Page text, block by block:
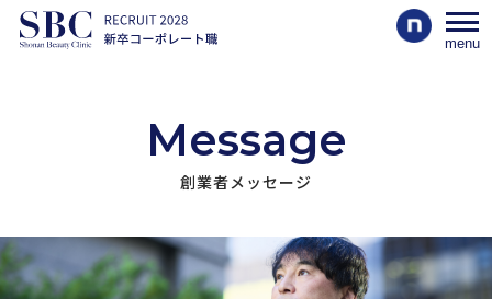
menu
Message
創業者メッセージ